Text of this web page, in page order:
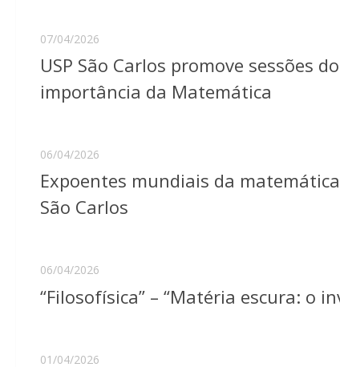
07/04/2026
USP São Carlos promove sessões
importância da Matemática
06/04/2026
Expoentes mundiais da
São Carlos
06/04/2026
“Filosofísica” – “Matéria escura: o
01/04/2026